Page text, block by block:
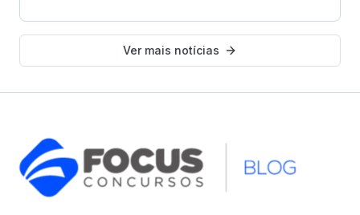
Ver mais notícias